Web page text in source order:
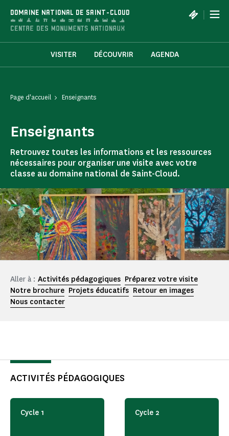
DOMAINE NATIONAL DE SAINT-CLOUD |
VISITER DÉCOUVRIR AGENDA
Page d'accueil Enseignants
Enseignants
Retrouvez toutes les informations et les ressources
nécessaires pour organiser une visite avec votre
classe au domaine national de Saint-Cloud.
Aller à : Activités pédagogiques Préparez votre visite
Notre brochure Projets éducatifs Retour en images
Nous contacter
ACTIVITÉS PÉDAGOGIQUES
Cycle 1 Cycle 2